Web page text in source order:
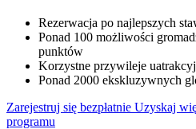
Rezerwacja po najlepszych
Ponad 100 możliwości
punktów
Korzystne przywileje
Ponad 2000 ekskluzywnych
Zarejestruj się bezpłatnie Uzyskaj
programu